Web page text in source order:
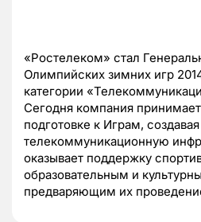
«Ростелеком» стал
Олимпийских зимних игр
категории
Сегодня компания
подготовке к Играм,
телекоммуникационную
оказывает поддержку
образовательным и
предваряющим их